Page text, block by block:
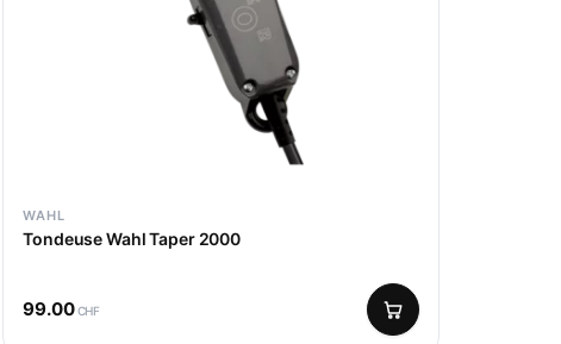
WAHL
Tondeuse Wahl Taper 2000
99.00 CHF